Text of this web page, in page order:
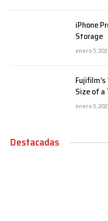
iPhone
Storage
enero 5,
Size of a
enero 5,
Destacadas